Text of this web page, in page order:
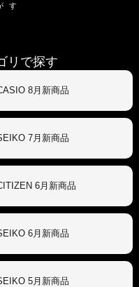
す
リで探す
8月新商品
7月新商品
6月新商品
6月新商品
5月新商品